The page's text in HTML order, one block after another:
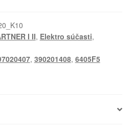
I II, Elektro súčasti,
, 390201408, 6405F5